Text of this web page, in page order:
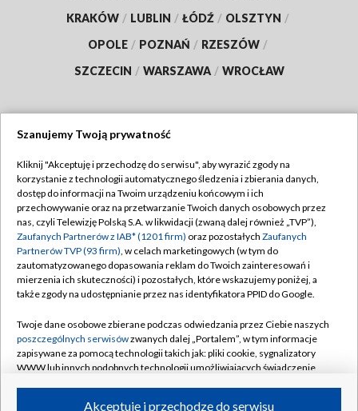
KRAKÓW / LUBLIN / ŁÓDŹ / OLSZTYN /
OPOLE / POZNAŃ / RZESZÓW /
SZCZECIN / WARSZAWA / WROCŁAW
TVP
Abonament TVP
Emisja w TVP
Centrum informacji TVP
Naziemna Telewizja Cyfrowa
Rada Programowa
System NOS
Informacje o nadawcy
Regulamin TVP
Polityka prywatności
Moje zgody
Pomoc
Kontakt
Kanały
Szanujemy Twoją prywatność
Kliknij "Akceptuję i przechodzę do serwisu", aby wyrazić zgody na
korzystanie z technologii automatycznego śledzenia i zbierania danych,
dostęp do informacji na Twoim urządzeniu końcowym i ich
przechowywanie oraz na przetwarzanie Twoich danych osobowych przez
nas, czyli Telewizję Polską S.A. w likwidacji (zwaną dalej również „TVP”),
Zaufanych Partnerów z IAB* (1201 firm) oraz pozostałych Zaufanych
Partnerów TVP (93 firm), w celach marketingowych (w tym do
zautomatyzowanego dopasowania reklam do Twoich zainteresowań i
mierzenia ich skuteczności) i pozostałych, które wskazujemy poniżej, a
także zgody na udostępnianie przez nas identyfikatora PPID do Google.
Twoje dane osobowe zbierane podczas odwiedzania przez Ciebie naszych
poszczególnych serwisówzwanych dalej „Portalem”, w tym informacje
zapisywane za pomocą technologii takich jak: pliki cookie, sygnalizatory
WWW lub innych podobnych technologii umożliwiających świadczenie
Akceptuję i przechodzę do serwisu